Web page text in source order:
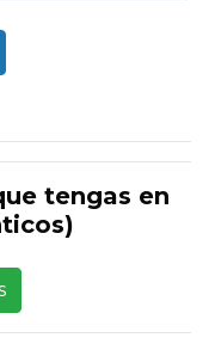
tengas en